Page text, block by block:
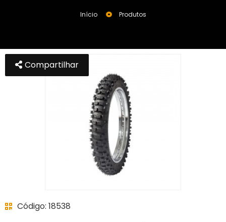
Início Produtos
Compartilhar
Código: 18538